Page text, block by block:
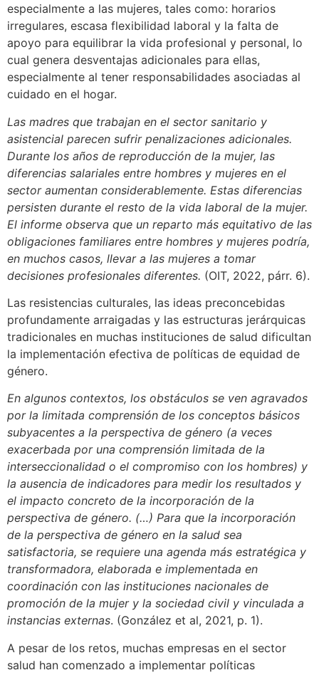
especialmente a las mujeres, tales como: horarios
irregulares, escasa flexibilidad laboral y la falta de
apoyo para equilibrar la vida profesional y personal, lo
cual genera desventajas adicionales para ellas,
especialmente al tener responsabilidades asociadas al
cuidado en el hogar.
Las madres que trabajan en el sector sanitario y
asistencial parecen sufrir penalizaciones adicionales.
Durante los años de reproducción de la mujer, las
diferencias salariales entre hombres y mujeres en el
sector aumentan considerablemente. Estas diferencias
persisten durante el resto de la vida laboral de la mujer.
El informe observa que un reparto más equitativo de las
obligaciones familiares entre hombres y mujeres podría,
en muchos casos, llevar a las mujeres a tomar
decisiones profesionales diferentes. (OIT, 2022, párr. 6).
Las resistencias culturales, las ideas preconcebidas
profundamente arraigadas y las estructuras jerárquicas
tradicionales en muchas instituciones de salud dificultan
la implementación efectiva de políticas de equidad de
género.
En algunos contextos, los obstáculos se ven agravados
por la limitada comprensión de los conceptos básicos
subyacentes a la perspectiva de género (a veces
exacerbada por una comprensión limitada de la
interseccionalidad o el compromiso con los hombres) y
la ausencia de indicadores para medir los resultados y
el impacto concreto de la incorporación de la
perspectiva de género. (…) Para que la incorporación
de la perspectiva de género en la salud sea
satisfactoria, se requiere una agenda más estratégica y
transformadora, elaborada e implementada en
coordinación con las instituciones nacionales de
promoción de la mujer y la sociedad civil y vinculada a
instancias externas. (González et al, 2021, p. 1).
A pesar de los retos, muchas empresas en el sector
salud han comenzado a implementar políticas